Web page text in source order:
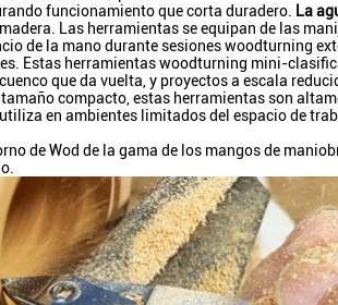
funcionamiento que corta duradero. La
Las herramientas se equipan de las
de la mano durante sesiones woodturning
Estas herramientas woodturning mini-
que da vuelta, y proyectos a escala
compacto, estas herramientas son
en ambientes limitados del espacio de
de Wod de la gama de los mangos de